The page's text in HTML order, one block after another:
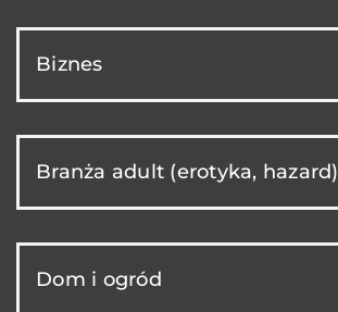
Biznes
Branża adult (erotyka, hazard)
Dom i ogród